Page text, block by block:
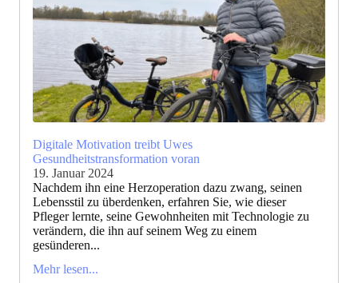
Digitale Motivation treibt Uwes
Gesundheitstransformation voran
19. Januar 2024
Nachdem ihn eine Herzoperation dazu zwang, seinen
Lebensstil zu überdenken, erfahren Sie, wie dieser
Pfleger lernte, seine Gewohnheiten mit Technologie zu
verändern, die ihn auf seinem Weg zu einem
gesünderen...
Mehr lesen...